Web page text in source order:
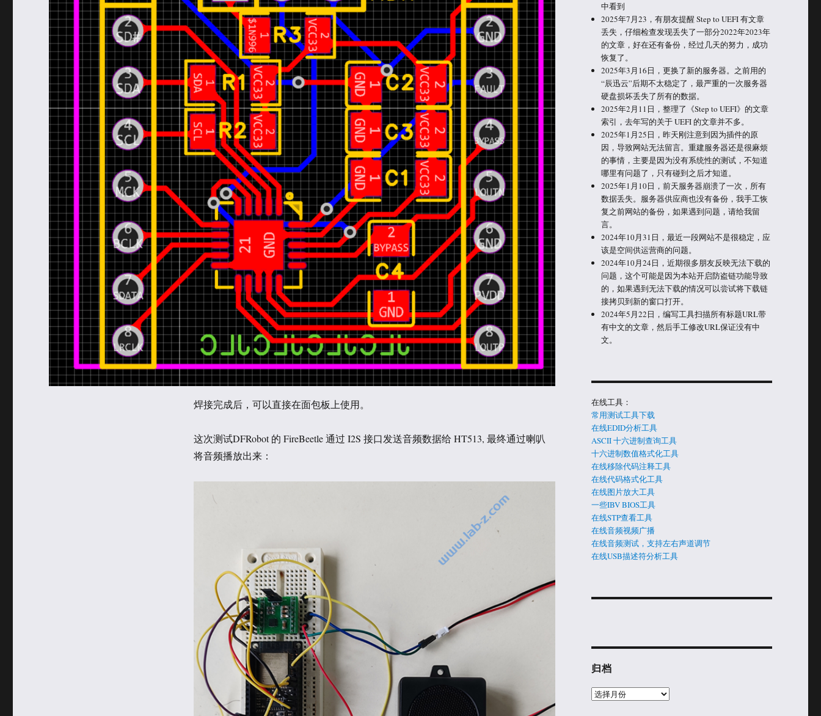
焊接完成后，可以直接在面包板上使用。
这次测试DFRobot 的 FireBeetle 通过 I2S 接口发送音频数据给 HT513, 最终通过喇叭
将音频播放出来：
中看到
2025年7月23，有朋友提醒 Step to UEFI 有文章
丢失，仔细检查发现丢失了一部分2022年2023年
的文章，好在还有备份，经过几天的努力，成功
恢复了。
2025年3月16日，更换了新的服务器。之前用的
“辰迅云”后期不太稳定了，最严重的一次服务器
硬盘损坏丢失了所有的数据。
2025年2月11日，整理了《Step to UEFI》的文章
索引，去年写的关于 UEFI 的文章并不多。
2025年1月25日，昨天刚注意到因为插件的原
因，导致网站无法留言。重建服务器还是很麻烦
的事情，主要是因为没有系统性的测试，不知道
哪里有问题了，只有碰到之后才知道。
2025年1月10日，前天服务器崩溃了一次，所有
数据丢失。服务器供应商也没有备份，我手工恢
复之前网站的备份，如果遇到问题，请给我留
言。
2024年10月31日，最近一段网站不是很稳定，应
该是空间供运营商的问题。
2024年10月24日，近期很多朋友反映无法下载的
问题，这个可能是因为本站开启防盗链功能导致
的，如果遇到无法下载的情况可以尝试将下载链
接拷贝到新的窗口打开。
2024年5月22日，编写工具扫描所有标题URL带
有中文的文章，然后手工修改URL保证没有中
文。
在线工具：
常用测试工具下载
在线EDID分析工具
ASCII 十六进制查询工具
十六进制数值格式化工具
在线移除代码注释工具
在线代码格式化工具
在线图片放大工具
一些IBV BIOS工具
在线STP查看工具
在线音频视频广播
在线音频测试，支持左右声道调节
在线USB描述符分析工具
归档
归